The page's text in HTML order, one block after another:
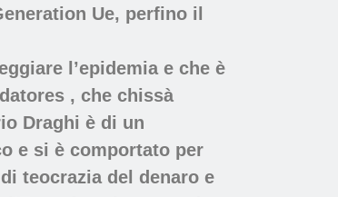
Ue, perfino il
l’epidemia e che è
, che chissà
Draghi è di un
e si è comportato per
teocrazia del denaro e